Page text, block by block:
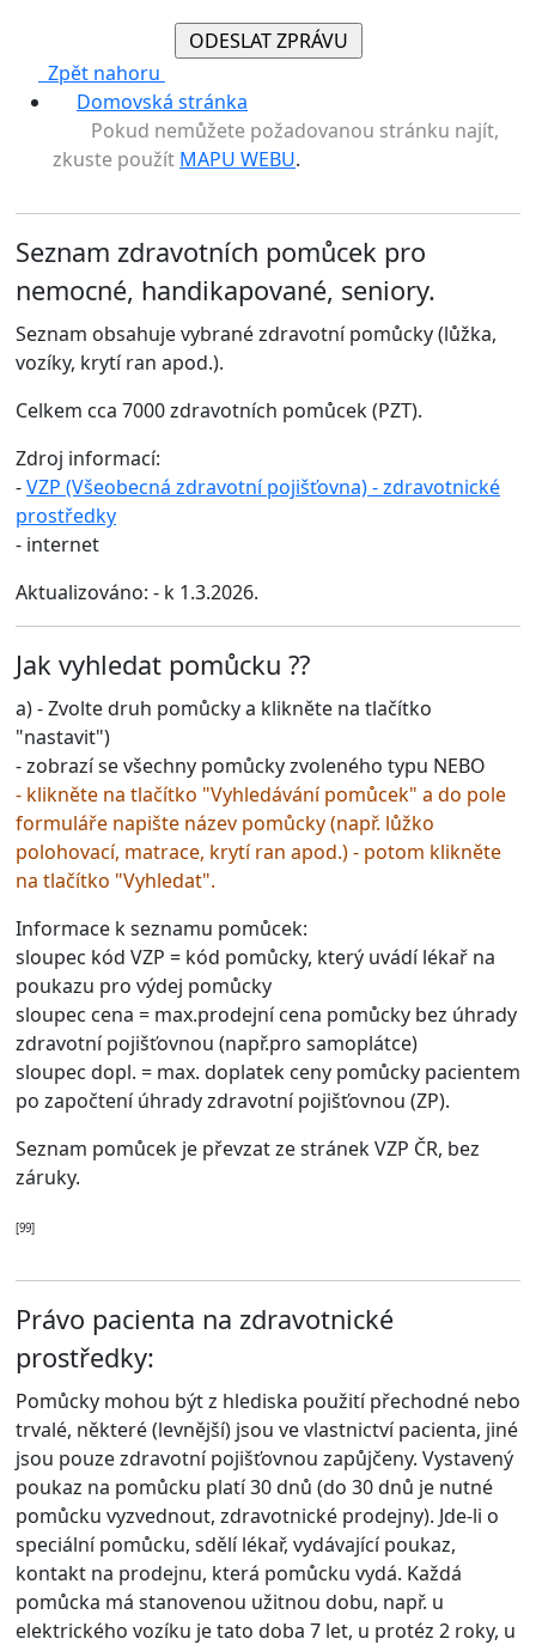
Zpět nahoru
Domovská stránka
Pokud nemůžete požadovanou stránku najít,
zkuste použít MAPU WEBU.
Seznam zdravotních pomůcek pro
nemocné, handikapované, seniory.
Seznam obsahuje vybrané zdravotní pomůcky (lůžka,
vozíky, krytí ran apod.).
Celkem cca 7000 zdravotních pomůcek (PZT).
Zdroj informací:
-VZP (Všeobecná zdravotní pojišťovna) - zdravotnické
prostředky
- internet
Aktualizováno: - k 1.3.2026.
Jak vyhledat pomůcku ??
a) - Zvolte druh pomůcky a klikněte na tlačítko
"nastavit")
- zobrazí se všechny pomůcky zvoleného typu NEBO
- klikněte na tlačítko "Vyhledávání pomůcek" a do pole
formuláře napište název pomůcky (např. lůžko
polohovací, matrace, krytí ran apod.) - potom klikněte
na tlačítko "Vyhledat".
Informace k seznamu pomůcek:
sloupec kód VZP = kód pomůcky, který uvádí lékař na
poukazu pro výdej pomůcky
sloupec cena = max.prodejní cena pomůcky bez úhrady
zdravotní pojišťovnou (např.pro samoplátce)
sloupec dopl. = max. doplatek ceny pomůcky pacientem
po započtení úhrady zdravotní pojišťovnou (ZP).
Seznam pomůcek je převzat ze stránek VZP ČR, bez
záruky.
[99]
Právo pacienta na zdravotnické
prostředky:
Pomůcky mohou být z hlediska použití přechodné nebo
trvalé, některé (levnější) jsou ve vlastnictví pacienta, jiné
jsou pouze zdravotní pojišťovnou zapůjčeny. Vystavený
poukaz na pomůcku platí 30 dnů (do 30 dnů je nutné
pomůcku vyzvednout, zdravotnické prodejny). Jde-li o
speciální pomůcku, sdělí lékař, vydávající poukaz,
kontakt na prodejnu, která pomůcku vydá. Každá
pomůcka má stanovenou užitnou dobu, např. u
elektrického vozíku je tato doba 7 let, u protéz 2 roky, u